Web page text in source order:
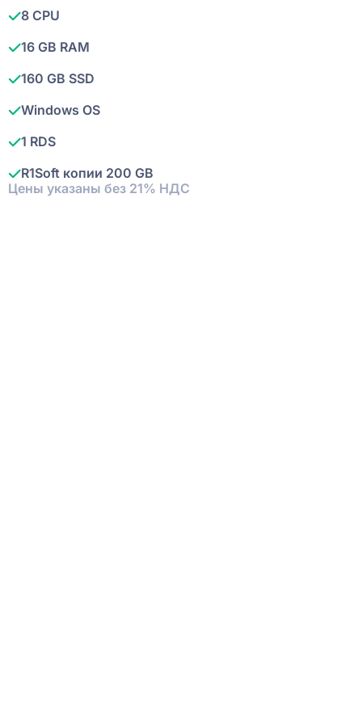
8 CPU
16 GB RAM
160 GB SSD
Windows OS
1 RDS
R1Soft копии 200 GB
Цены указаны без 21% НДС